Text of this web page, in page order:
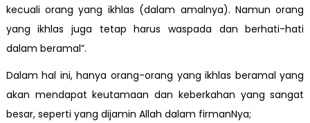
kecuali orang yang ikhlas (dalam amalnya). Namun orang
yang ikhlas juga tetap harus waspada dan berhati-hati
dalam beramal”.
Dalam hal ini, hanya orang-orang yang ikhlas beramal yang
akan mendapat keutamaan dan keberkahan yang sangat
besar, seperti yang dijamin Allah dalam firmanNya;